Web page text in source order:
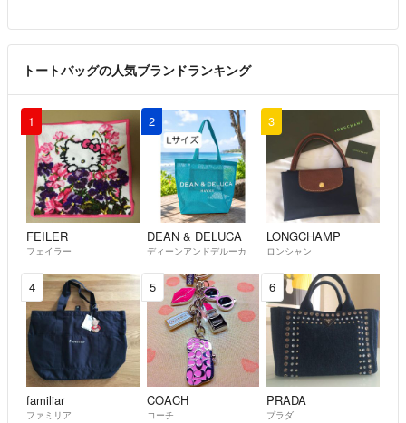
トートバッグの人気ブランドランキング
1
FEILER
フェイラー
2
DEAN & DELUCA
ディーンアンドデルーカ
3
LONGCHAMP
ロンシャン
4
familiar
ファミリア
5
COACH
コーチ
6
PRADA
プラダ